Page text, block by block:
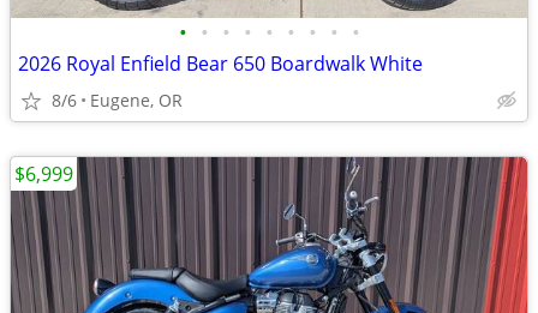
• • • • • • • • •
2026 Royal Enfield Bear 650 Boardwalk White
8/6 Eugene, OR
$6,999